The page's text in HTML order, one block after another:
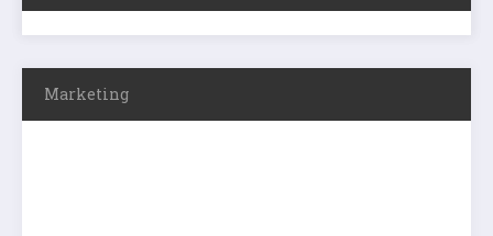
Marketing